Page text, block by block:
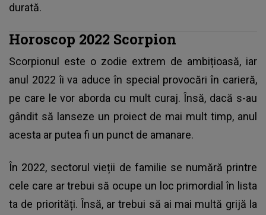
durată.
Horoscop 2022 Scorpion
Scorpionul este o zodie extrem de ambițioasă, iar
anul 2022 îi va aduce în special provocări în carieră,
pe care le vor aborda cu mult curaj. Însă, dacă s-au
gândit să lanseze un proiect de mai mult timp, anul
acesta ar putea fi un punct de amanare.
În 2022, sectorul vieții de familie se numără printre
cele care ar trebui să ocupe un loc primordial în lista
ta de priorități. Însă, ar trebui să ai mai multă grijă la